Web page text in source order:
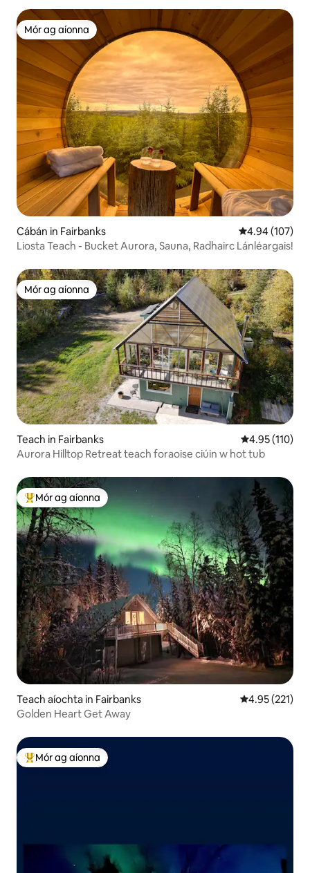
Mór ag aíonna
Mór ag aíonna
Cábán in Fairbanks Meánrátáil
4.94 (107)
Liosta Teach - Bucket Aurora, Sauna, Radhairc Lánléargais!
Mór ag aíonna
Mór ag aíonna
Teach in Fairbanks Meánrátáil
4.95 (110)
Aurora Hilltop Retreat teach foraoise ciúin w hot tub
An-mhór ag aíonna
Mór ag aíonna
Teach aíochta in Fairbanks Meánrátáil
4.95 (221)
Golden Heart Get Away
An-mhór ag aíonna
Mór ag aíonna